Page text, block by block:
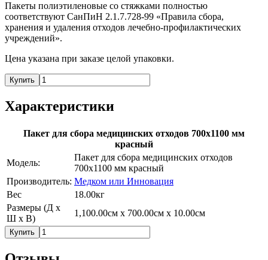
Пакеты полиэтиленовые со стяжками полностью
соответствуют СанПиН 2.1.7.728-99 «Правила сбора,
хранения и удаления отходов лечебно-профилактических
учреждений».
Цена указана при заказе целой упаковки.
Купить
Характеристики
Пакет для сбора медицинских отходов 700х1100 мм
красный
Модель:
Пакет для сбора медицинских отходов
700х1100 мм красный
Производитель: Медком или Инновация
Вес
18.00кг
Размеры (Д х
Ш х В)
1,100.00см x 700.00см x 10.00см
Купить